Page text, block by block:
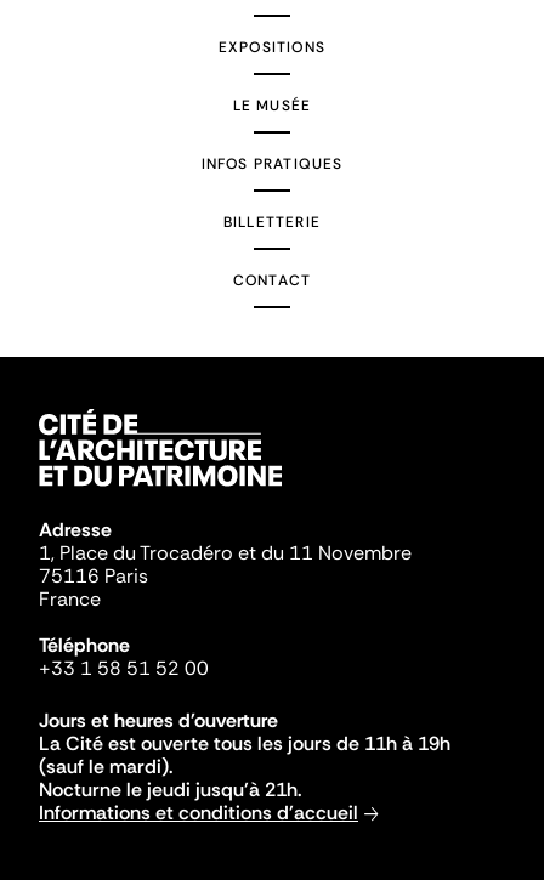
EXPOSITIONS
LE MUSÉE
INFOS PRATIQUES
BILLETTERIE
CONTACT
Adresse
1, Place du Trocadéro et du 11 Novembre
75116 Paris
France
Téléphone
+33 1 58 51 52 00
Jours et heures d'ouverture
La Cité est ouverte tous les jours de 11h à 19h
(sauf le mardi).
Nocturne le jeudi jusqu'à 21h.
Informations et conditions d'accueil